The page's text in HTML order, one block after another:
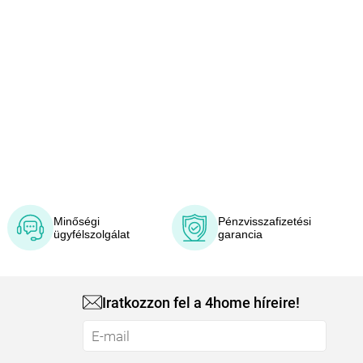
Minőségi
ügyfélszolgálat
Pénzvisszafizetési
garancia
Iratkozzon fel a 4home híreire!